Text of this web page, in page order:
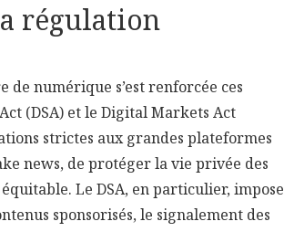
régulation
numérique s’est renforcée ces
(DSA) et le Digital Markets Act
strictes aux grandes plateformes
news, de protéger la vie privée des
Le DSA, en particulier, impose
sponsorisés, le signalement des